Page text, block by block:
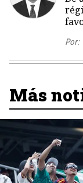
Por:
Más